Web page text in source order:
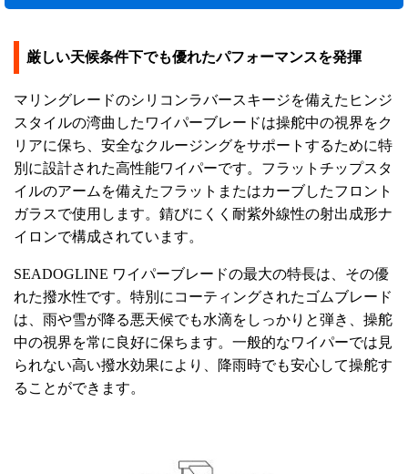
厳しい天候条件下でも優れたパフォーマンスを発揮
マリングレードのシリコンラバースキージを備えたヒンジ
スタイルの湾曲したワイパーブレードは操舵中の視界をク
リアに保ち、安全なクルージングをサポートするために特
別に設計された高性能ワイパーです。フラットチップスタ
イルのアームを備えたフラットまたはカーブしたフロント
ガラスで使用します。錆びにくく耐紫外線性の射出成形ナ
イロンで構成されています。
SEADOGLINE ワイパーブレードの最大の特長は、その優
れた撥水性です。特別にコーティングされたゴムブレード
は、雨や雪が降る悪天候でも水滴をしっかりと弾き、操舵
中の視界を常に良好に保ちます。一般的なワイパーでは見
られない高い撥水効果により、降雨時でも安心して操舵す
ることができます。